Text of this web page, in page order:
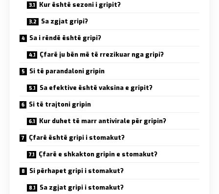
Kur është sezoni i gripit?
Sa zgjat gripi?
Sa i rëndë është gripi?
Çfarë ju bën më të rrezikuar nga gripi?
Si të parandaloni gripin
Sa efektive është vaksina e gripit?
Si të trajtoni gripin
Kur duhet të marr antivirale për gripin?
Çfarë është gripi i stomakut?
Çfarë e shkakton gripin e stomakut?
Si përhapet gripi i stomakut?
Sa zgjat gripi i stomakut?